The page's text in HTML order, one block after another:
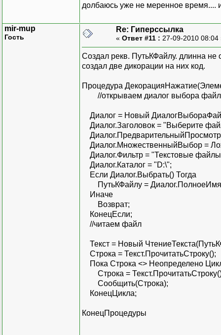
долбаюсь уже не меренное
mir-mup
Гость
Re: Гиперссылка
« Ответ #11 : 27-09-2010
Создал рекв. ПутьКФайлу. длинна не
создал две дикорации на них код.
Процедура
//открываем диалог выбора
Диалог = Новый
Диалог.Заголовок = "Выберите
Диалог.МножественныйВыбор =
Диалог.Фильтр = "Текстовые
Диалог.Каталог = "D:\";
Если Диалог.Выбрать() Тогда
ПутьКФайлу =
Иначе
Возврат;
КонецЕсли;
//читаем файл
Текст = Новый
Строка = Текст.ПрочитатьСтроку();
Пока Строка <> Неопределено
Строка =
Сообщить(Строка);
КонецЦикла;
КонецПроцедуры